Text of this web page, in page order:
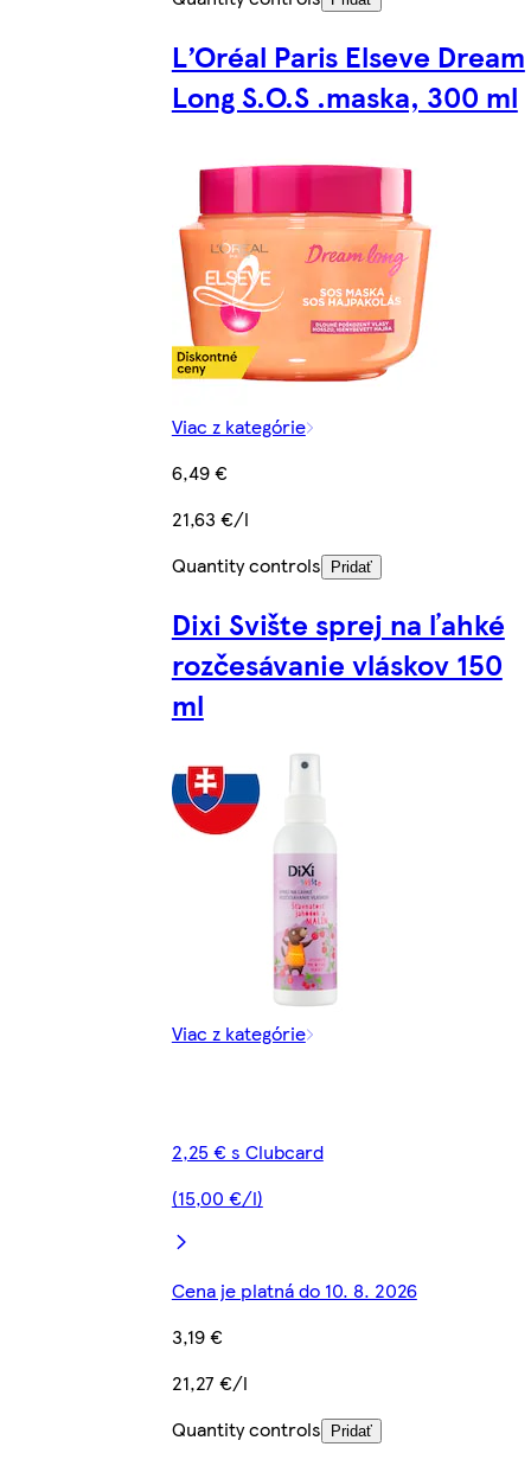
L’Oréal Paris Elseve Dream
Long S.O.S .maska, 300 ml
Viac z kategórie
6,49 €
21,63 €/l
Quantity controls
Pridať
Dixi Svište sprej na ľahké
rozčesávanie vláskov 150
ml
Viac z kategórie
2,25 € s Clubcard
(15,00 €/l)
Cena je platná do 10. 8. 2026
3,19 €
21,27 €/l
Quantity controls
Pridať